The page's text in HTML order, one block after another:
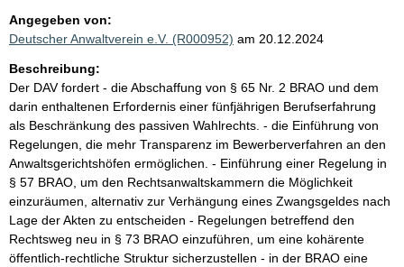
Angegeben von:
Deutscher Anwaltverein e.V. (R000952) am 20.12.2024
Beschreibung:
Der DAV fordert - die Abschaffung von § 65 Nr. 2 BRAO und dem
darin enthaltenen Erfordernis einer fünfjährigen Berufserfahrung
als Beschränkung des passiven Wahlrechts. - die Einführung von
Regelungen, die mehr Transparenz im Bewerberverfahren an den
Anwaltsgerichtshöfen ermöglichen. - Einführung einer Regelung in
§ 57 BRAO, um den Rechtsanwaltskammern die Möglichkeit
einzuräumen, alternativ zur Verhängung eines Zwangsgeldes nach
Lage der Akten zu entscheiden - Regelungen betreffend den
Rechtsweg neu in § 73 BRAO einzuführen, um eine kohärente
öffentlich-rechtliche Struktur sicherzustellen - in der BRAO eine